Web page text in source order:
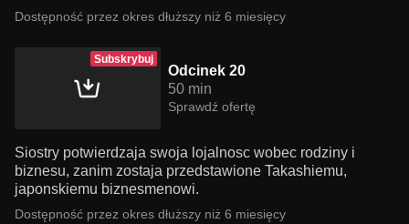
Dostępność przez okres dłuższy niż 6 miesięcy
Subskrybuj
Odcinek 20
50 min
Sprawdź ofertę
Siostry potwierdzaja swoja lojalnosc wobec rodziny i
biznesu, zanim zostaja przedstawione Takashiemu,
japonskiemu biznesmenowi.
Dostępność przez okres dłuższy niż 6 miesięcy